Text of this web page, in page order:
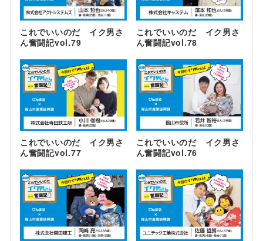
これでいいのだ イク男さ
ん奮闘記vol.79
これでいいのだ イク男さ
ん奮闘記vol.78
これでいいのだ イク男さ
ん奮闘記vol.77
これでいいのだ イク男さ
ん奮闘記vol.76